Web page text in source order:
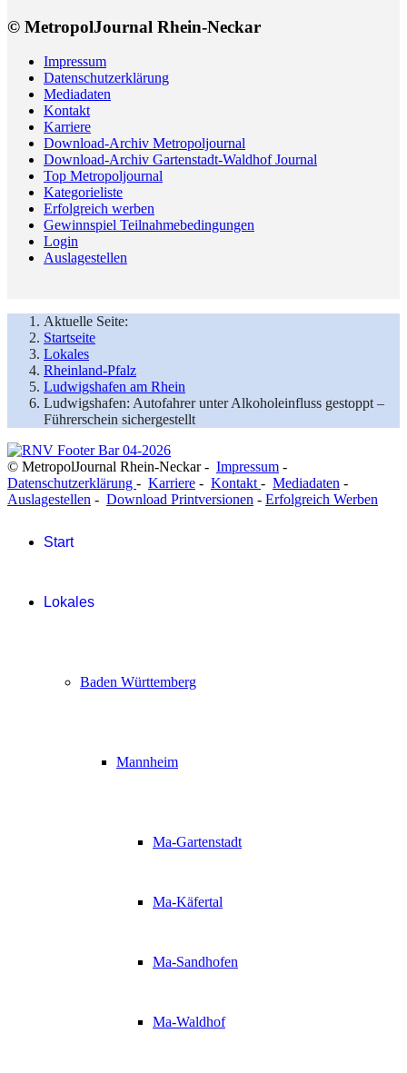
© MetropolJournal Rhein-Neckar
Impressum
Datenschutzerklärung
Mediadaten
Kontakt
Karriere
Download-Archiv Metropoljournal
Download-Archiv Gartenstadt-Waldhof Journal
Top Metropoljournal
Kategorieliste
Erfolgreich werben
Gewinnspiel Teilnahmebedingungen
Login
Auslagestellen
Aktuelle Seite:
Startseite
Lokales
Rheinland-Pfalz
Ludwigshafen am Rhein
Ludwigshafen: Autofahrer unter Alkoholeinfluss gestoppt –
Führerschein sichergestellt
© MetropolJournal Rhein-Neckar - Impressum -
Datenschutzerklärung - Karriere - Kontakt - Mediadaten -
Auslagestellen - Download Printversionen - Erfolgreich Werben
Start
Lokales
Baden Württemberg
Mannheim
Ma-Gartenstadt
Ma-Käfertal
Ma-Sandhofen
Ma-Waldhof